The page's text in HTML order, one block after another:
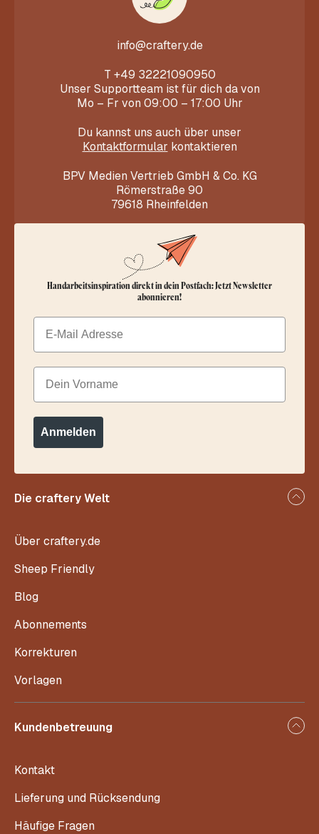
info@craftery.de
T +49 32221090950
Unser Supportteam ist für dich da von
Mo – Fr von 09:00 – 17:00 Uhr
Du kannst uns auch über unser
Kontaktformular kontaktieren
BPV Medien Vertrieb GmbH & Co. KG
Römerstraße 90
79618 Rheinfelden
Die craftery Welt
Über craftery.de
Sheep Friendly
Blog
Abonnements
Korrekturen
Vorlagen
Kundenbetreuung
Kontakt
Lieferung und Rücksendung
Häufige Fragen
Handarbeitsinspiration direkt in dein Postfach: Jetzt Newsletter
abonnieren!
Email
Dein Vorname
Anmelden